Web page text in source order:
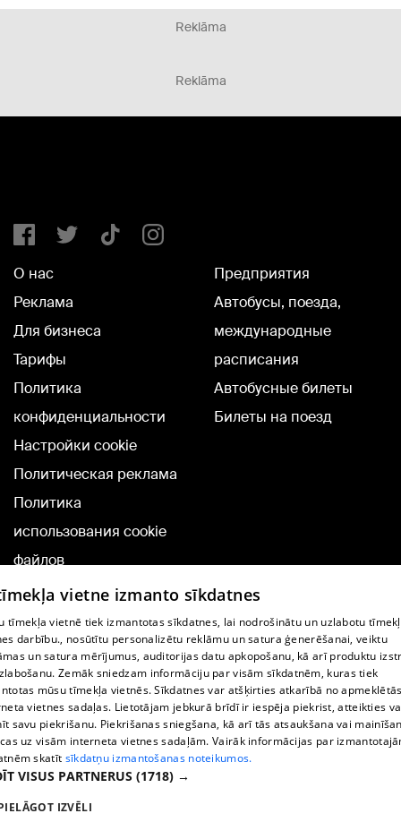
Reklāma
Reklāma
О нас
Реклама
Для бизнеса
Тарифы
Политика
конфиденциальности
Настройки cookie
Политическая реклама
Политика
использования cookie
файлов
Добавление
комментариев
Предприятия
Автобусы, поезда,
международные
расписания
Автобусные билеты
Билеты на поезд
TВ-программа
Условия договора
360 Ziņu kontakti
Helio Media
Служба помощи портала: э-почта -
vietne izmanto sīkdatnes
tīmekļa vietnē tiek izmantotas sīkdatnes, lai nodrošinātu un uzlabotu
darbību., nosūtītu personalizētu reklāmu un satura ģenerēšanai, veiktu
un satura mērījumus, auditorijas datu apkopošanu, kā arī produktu
Zemāk sniedzam informāciju par visām sīkdatnēm, kuras tiek
mūsu tīmekļa vietnēs. Sīkdatnes var atšķirties atkarībā no
vietnes sadaļas. Lietotājam jebkurā brīdī ir iespēja piekrist, atteikties
savu piekrišanu. Piekrišanas sniegšana, kā arī tās atsaukšana vai
uz visām interneta vietnes sadaļām. Vairāk informācijas par
skatīt sīkdatņu izmantošanas noteikumos.
VISUS PARTNERUS (1718) →
IZVĒLI